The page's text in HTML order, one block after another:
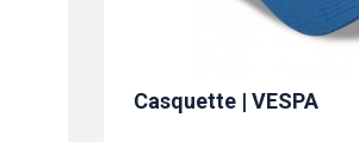
Casquette | VESPA